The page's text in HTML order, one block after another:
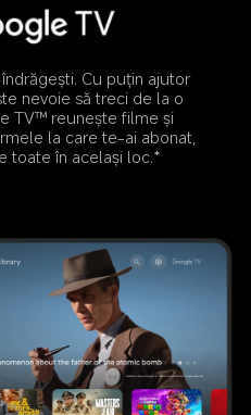
Cu puțin ajutor
nevoie să treci de la o
TV™ reunește filme și
la care te-ai abonat,
toate în același loc.*